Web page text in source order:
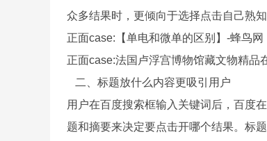
众多结果时，更倾向于选择点击自己熟
正面case:【单电和微单的区别】-蜂鸟网
正面case:法国卢浮宫博物馆藏文物精品
二、标题放什么内容更吸引用户
用户在百度搜索框输入关键词后，百度
题和摘要来决定要点击开哪个结果。标